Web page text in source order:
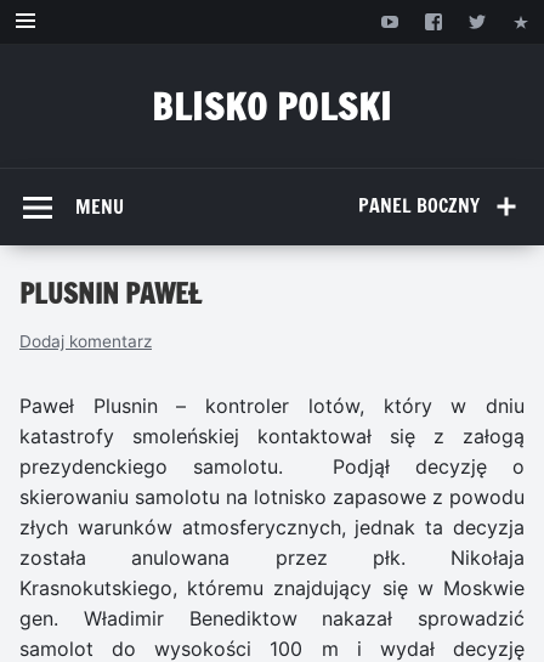
Przejdź
BLISKO POLSKI
PANEL BOCZNY
MENU
PLUSNIN PAWEŁ
Dodaj komentarz
Paweł Plusnin – kontroler lotów, który w dniu
katastrofy smoleńskiej kontaktował się z załogą
prezydenckiego samolotu. Podjął decyzję o
skierowaniu samolotu na lotnisko zapasowe z powodu
złych warunków atmosferycznych, jednak ta decyzja
została anulowana przez płk. Nikołaja
Krasnokutskiego, któremu znajdujący się w Moskwie
gen. Władimir Benediktow nakazał sprowadzić
samolot do wysokości 100 m i wydał decyzję